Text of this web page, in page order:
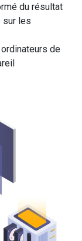
du résultat
sur les
de